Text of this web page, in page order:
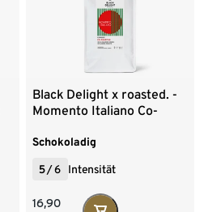
Black Delight x roasted. -
Momento Italiano Co-
Ganze Bohne
Schokoladig
5/6 Intensität
16,90